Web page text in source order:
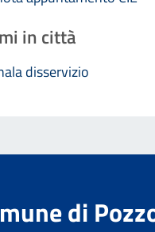
in città
disservizio
di